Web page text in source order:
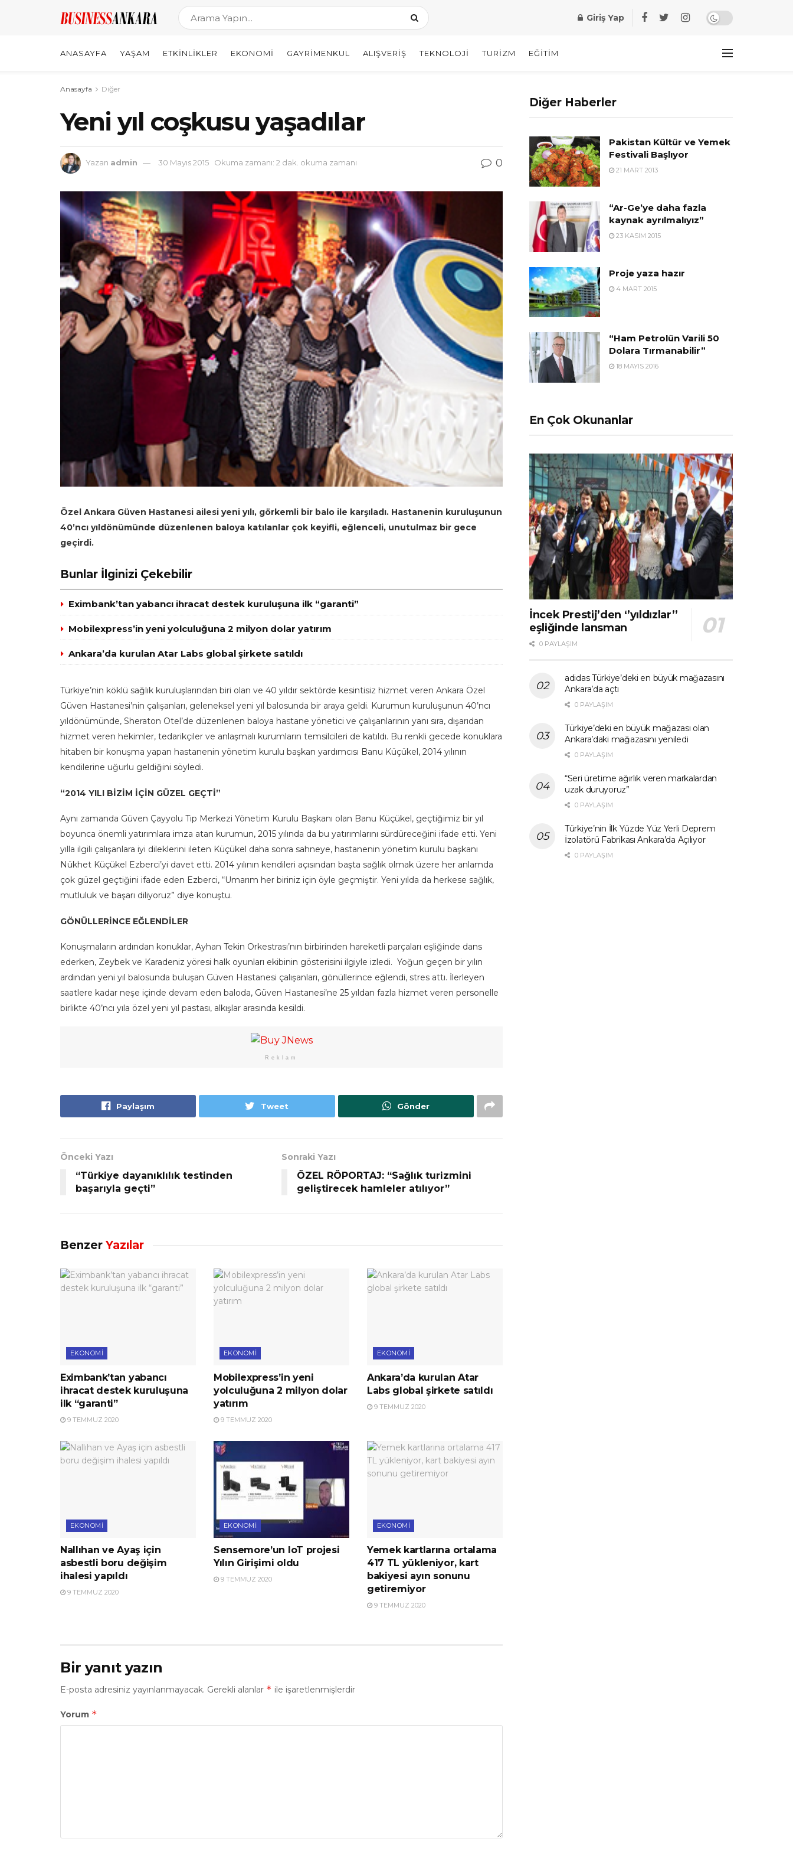
Giriş Yap
ANASAYFA YAŞAM ETKINLIKLER EKONOMI GAYRIMENKUL ALIŞVERIŞ TEKNOLOJI TURIZM EĞITIM
Anasayfa Diğer
Yeni yıl coşkusu yaşadılar
Yazan admin 30 Mayıs 2015 Okuma zamanı: 2 dak. okuma zamanı 0
Özel Ankara Güven Hastanesi ailesi yeni yılı, görkemli bir balo ile karşıladı. Hastanenin kuruluşunun
40’ncı yıldönümünde düzenlenen baloya katılanlar çok keyifli, eğlenceli, unutulmaz bir gece
geçirdi.
Bunlar İlginizi Çekebilir
Eximbank’tan yabancı ihracat destek kuruluşuna ilk “garanti”
Mobilexpress’in yeni yolculuğuna 2 milyon dolar yatırım
Ankara’da kurulan Atar Labs global şirkete satıldı
Türkiye’nin köklü sağlık kuruluşlarından biri olan ve 40 yıldır sektörde kesintisiz hizmet veren Ankara Özel
Güven Hastanesi’nin çalışanları, geleneksel yeni yıl balosunda bir araya geldi. Kurumun kuruluşunun 40’ncı
yıldönümünde, Sheraton Otel’de düzenlenen baloya hastane yönetici ve çalışanlarının yanı sıra, dışarıdan
hizmet veren hekimler, tedarikçiler ve anlaşmalı kurumların temsilcileri de katıldı. Bu renkli gecede konuklara
hitaben bir konuşma yapan hastanenin yönetim kurulu başkan yardımcısı Banu Küçükel, 2014 yılının
kendilerine uğurlu geldiğini söyledi.
“2014 YILI BİZİM İÇİN GÜZEL GEÇTİ”
Aynı zamanda Güven Çayyolu Tıp Merkezi Yönetim Kurulu Başkanı olan Banu Küçükel, geçtiğimiz bir yıl
boyunca önemli yatırımlara imza atan kurumun, 2015 yılında da bu yatırımlarını sürdüreceğini ifade etti. Yeni
yılla ilgili çalışanlara iyi dileklerini ileten Küçükel daha sonra sahneye, hastanenin yönetim kurulu başkanı
Nükhet Küçükel Ezberci’yi davet etti. 2014 yılının kendileri açısından başta sağlık olmak üzere her anlamda
çok güzel geçtiğini ifade eden Ezberci, “Umarım her biriniz için öyle geçmiştir. Yeni yılda da herkese sağlık,
mutluluk ve başarı diliyoruz” diye konuştu.
GÖNÜLLERİNCE EĞLENDİLER
Konuşmaların ardından konuklar, Ayhan Tekin Orkestrası’nın birbirinden hareketli parçaları eşliğinde dans
ederken, Zeybek ve Karadeniz yöresi halk oyunları ekibinin gösterisini ilgiyle izledi. Yoğun geçen bir yılın
ardından yeni yıl balosunda buluşan Güven Hastanesi çalışanları, gönüllerince eğlendi, stres attı. İlerleyen
saatlere kadar neşe içinde devam eden baloda, Güven Hastanesi’ne 25 yıldan fazla hizmet veren personelle
birlikte 40’ncı yıla özel yeni yıl pastası, alkışlar arasında kesildi.
Reklam
Paylaşım Tweet Gönder
Önceki Yazı
“Türkiye dayanıklılık testinden
başarıyla geçti”
Sonraki Yazı
ÖZEL RÖPORTAJ: “Sağlık turizmini
geliştirecek hamleler atılıyor”
Benzer Yazılar
EKONOMI
Eximbank’tan yabancı
ihracat destek kuruluşuna
ilk “garanti”
9 TEMMUZ 2020
EKONOMI
Mobilexpress’in yeni
yolculuğuna 2 milyon dolar
yatırım
9 TEMMUZ 2020
EKONOMI
Ankara’da kurulan Atar
Labs global şirkete satıldı
9 TEMMUZ 2020
EKONOMI
Nallıhan ve Ayaş için
asbestli boru değişim
ihalesi yapıldı
9 TEMMUZ 2020
EKONOMI
Sensemore’un IoT projesi
Yılın Girişimi oldu
9 TEMMUZ 2020
EKONOMI
Yemek kartlarına ortalama
417 TL yükleniyor, kart
bakiyesi ayın sonunu
getiremiyor
9 TEMMUZ 2020
Bir yanıt yazın
E-posta adresiniz yayınlanmayacak. Gerekli alanlar * ile işaretlenmişlerdir
Yorum *
Diğer Haberler
Pakistan Kültür ve Yemek
Festivali Başlıyor
21 MART 2013
“Ar-Ge’ye daha fazla
kaynak ayrılmalıyız”
23 KASIM 2015
Proje yaza hazır
4 MART 2015
“Ham Petrolün Varili 50
Dolara Tırmanabilir”
18 MAYIS 2016
En Çok Okunanlar
İncek Prestij’den ‘’yıldızlar’’
eşliğinde lansman
0 PAYLAŞIM
adidas Türkiye’deki en büyük mağazasını
Ankara’da açtı
0 PAYLAŞIM
Türkiye’deki en büyük mağazası olan
Ankara’daki mağazasını yeniledi
0 PAYLAŞIM
“Seri üretime ağırlık veren markalardan
uzak duruyoruz”
0 PAYLAŞIM
Türkiye’nin İlk Yüzde Yüz Yerli Deprem
İzolatörü Fabrikası Ankara’da Açılıyor
0 PAYLAŞIM